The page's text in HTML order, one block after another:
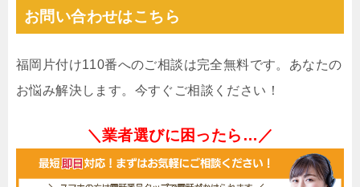
お問い合わせはこちら
福岡片付け110番へのご相談は完全無料です。あなたの
お悩み解決します。今すぐご相談ください！
＼業者選びに困ったら…／